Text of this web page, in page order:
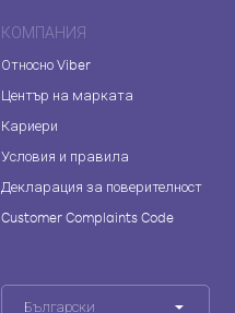
КОМПАНИЯ
Относно Viber
Център на марката
Кариери
Условия и правила
Декларация за поверителност
Customer Complaints Code
Български